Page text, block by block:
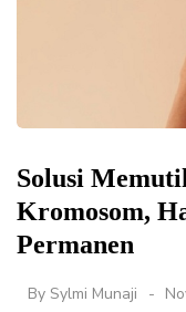
Solusi
Kromosom,
Permanen
By Sylmi Munaji